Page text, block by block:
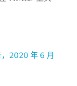
2020 年 6 月